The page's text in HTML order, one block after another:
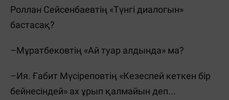
Роллан Сейсенбаевтің «Түнгі диалогын»
бастасақ?
–Мұратбековтің «Ай туар алдында» ма?
–Ия. Ғабит Мүсіреповтің «Кезеспей кеткен бір
бейнесіндей» ах ұрып қалмайын деп...